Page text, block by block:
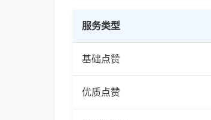
服务类型
基础点赞
优质点赞